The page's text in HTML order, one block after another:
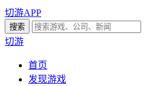
切游APP
切游
首页
发现游戏